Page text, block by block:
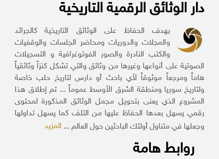
دار الوثائق الرقمية التاريخية
بهدف الحفاظ على الوثائق التاريخية كالجرائد
والمجلات والدوريات ومحاضر الجلسات والوقفيات
والكتب النادرة والصور الفوتوغرافية و التسجيلات
الصوتية على أنواعها وغيرها من وثائق والتي تشكل كنزاً وثائقياً
هاماً ومرجعاً موثوقاً لأي باحث أو دارس لتاريخ حلب خاصة
ولتاريخ سوريا ومنطقة الشرق الأوسط عموماً ... تم إطلاق هذا
المشروع الذي يعنى بتحويل مجمل الوثائق المذكورة لمحتوى
رقمي يسهل بعدها الحفاظ عليها من التلف كما يسهل تداولها
وجعلها في متناول أولئك الباحثين حول العالم ...المزيد
روابط هامة